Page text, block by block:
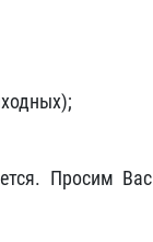
Просим Вас